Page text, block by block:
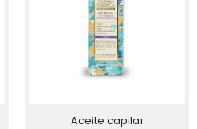
Aceite capilar